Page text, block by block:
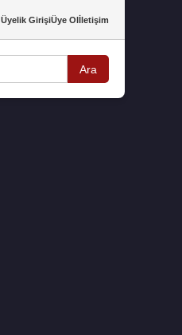
Üyelik GirişiÜye Olİletişim
Ara